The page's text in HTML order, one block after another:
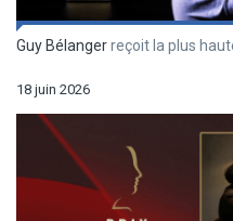
Guy Bélangerreçoit la plus
18 juin 2026